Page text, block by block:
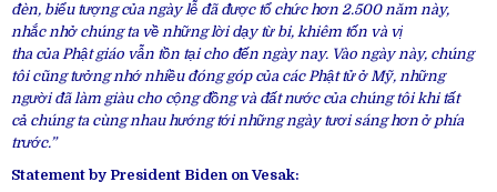
đèn, biểu tượngcủa ngày lễ đã được tổ chức hơn 2.500 năm này,
nhắc nhở chúng ta về những lời dạy từ bi, khiêm tốn và vị
tha của Phật giáo vẫn tồn tại cho đến ngày nay. Vào ngày này, chúng
tôicũng tưởng nhớ nhiều đóng góp của cácPhật tửở Mỹ, những
người đã làm giàu cho cộng đồngvà đất nước của chúng tôikhi tất
cả chúng ta cùng nhau hướng tới những ngày tươi sáng hơn ở phía
trước.”
Statement by President Biden on Vesak: